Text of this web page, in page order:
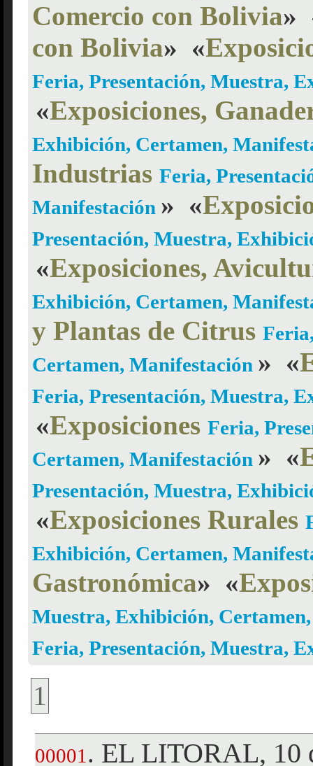
Comercio con Bolivia»
con Bolivia» «
Feria, Presentación, Muestra,
«Exposiciones,
Exhibición, Certamen,
Industrias Feria,
Manifestación » «
Presentación, Muestra,
«Exposiciones,
Exhibición, Certamen,
y Plantas de Citrus
Certamen, Manifestación » «
Feria, Presentación, Muestra,
«Exposiciones Feria,
Certamen, Manifestación » «
Presentación, Muestra,
«Exposiciones Rurales
Exhibición, Certamen,
Gastronómica» «
Muestra, Exhibición,
Feria, Presentación, Muestra,
1
00001 . EL LITORAL, 10